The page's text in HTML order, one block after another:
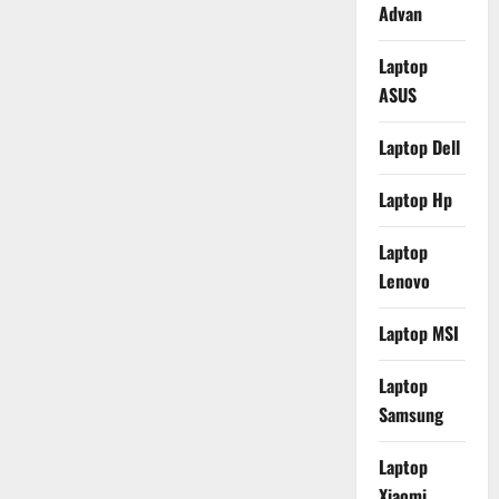
Advan
Laptop
ASUS
Laptop Dell
Laptop Hp
Laptop
Lenovo
Laptop MSI
Laptop
Samsung
Laptop